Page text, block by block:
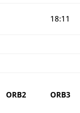
18:11
ORB2 ORB3